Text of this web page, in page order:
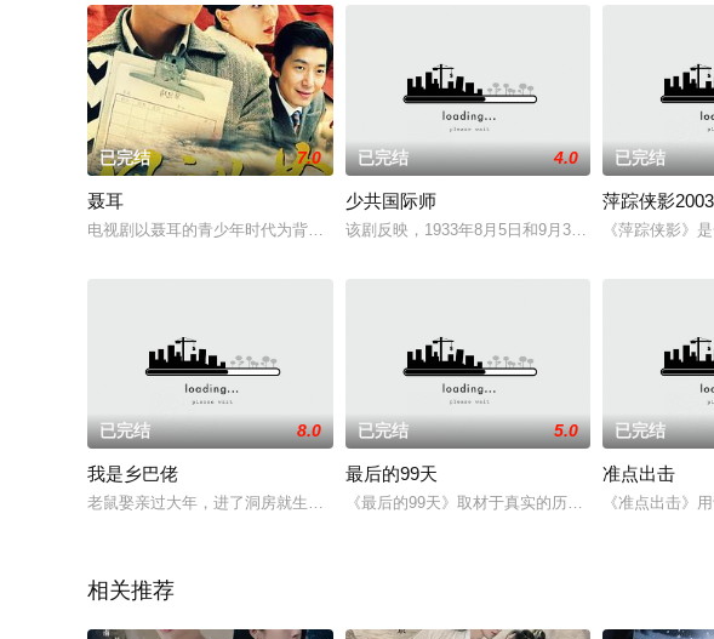
已完结 7.0
聂耳
电视剧以聂耳的青少年时代为背景，主要讲述聂耳成为一个革命音乐家的成长历程，歌
已完结 4.0
少共国际师
该剧反映，1933年8月5日和9月3日，为响应党和苏
已完结
萍踪侠影2003
《萍踪侠影》
已完结 8.0
我是乡巴佬
老鼠娶亲过大年，进了洞房就生崽，子孙满堂，福！ 农民生儿传香火，赚了女娃还赔金
已完结 5.0
最后的99天
《最后的99天》取材于真实的历史事件，是由华谊
已完结
准点出击
《准点出击》
相关推荐